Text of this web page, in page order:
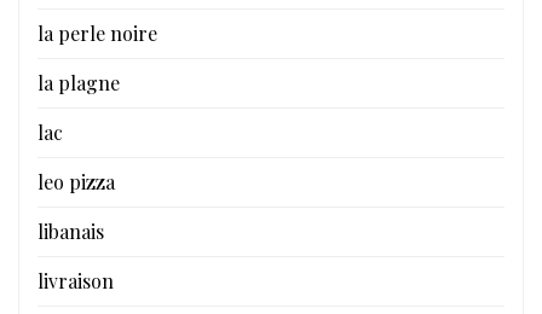
la perle noire
la plagne
lac
leo pizza
libanais
livraison